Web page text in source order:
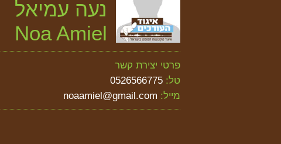
נעה עמיאל
Noa Amiel
פרטי יצירת קשר
טל: 0526566775
מייל: noaamiel@gmail.com